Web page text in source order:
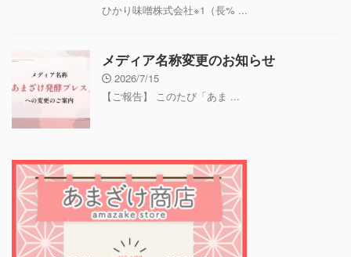
ひかり味噌株式会社※1（長% ...
メディア名称変更のお知らせ
2026/7/15
【ご報告】 このたび「あま ...